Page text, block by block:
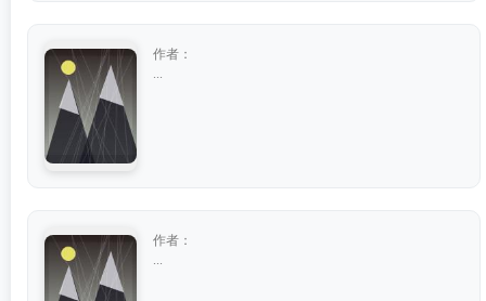
作者：
作者：